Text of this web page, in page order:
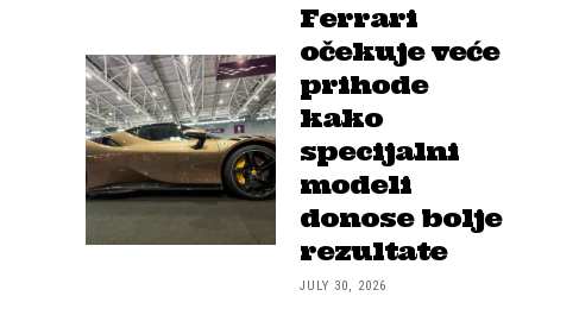
Ferrari
očekuje veće
prihode
kako
specijalni
modeli
donose bolje
rezultate
JULY 30, 2026